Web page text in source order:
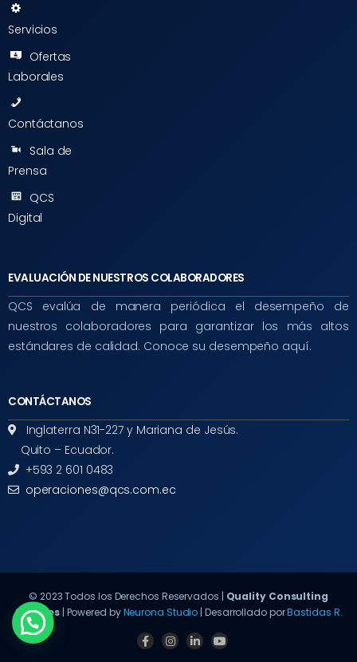
Servicios
Ofertas
Laborales
Contáctanos
Sala de
Prensa
QCS
Digital
EVALUACIÓN DE NUESTROS COLABORADORES
QCS evalúa de manera periódica el desempeño de
nuestros colaboradores para garantizar los más altos
estándares de calidad. Conoce su desempeño aquí.
CONTÁCTANOS
Inglaterra N31-227 y Mariana de Jesús.
Quito – Ecuador.
+593 2 601 0483
operaciones@qcs.com.ec
© 2023 Todos los Derechos Reservados | Quality Consulting
Services| Powered byNeurona Studio | Desarrollado porBastidas R.